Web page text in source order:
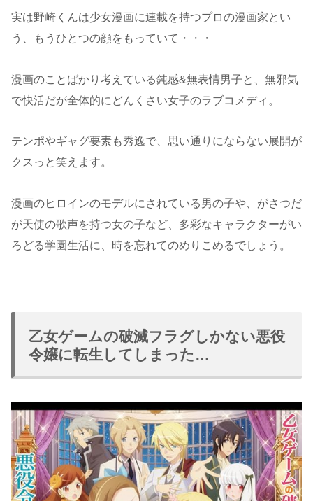
実は野崎くんは少女漫画に連載を持つプロの漫画家とい
う、もうひとつの顔をもっていて・・・
漫画のことばかり考えている鈍感&無表情男子と、無邪気
で快活だが全体的にどんくさい女子のラブコメディ。
テンポやギャグ要素も秀逸で、思い通りにならない展開が
クスっと笑えます。
漫画のヒロインのモデルにされている男の子や、がさつだ
が天使の歌声を持つ女の子など、多彩なキャラクターがい
ろどる学園生活に、時を忘れてのめりこめるでしょう。
乙女ゲームの破滅フラグしかない悪役
令嬢に転生してしまった…